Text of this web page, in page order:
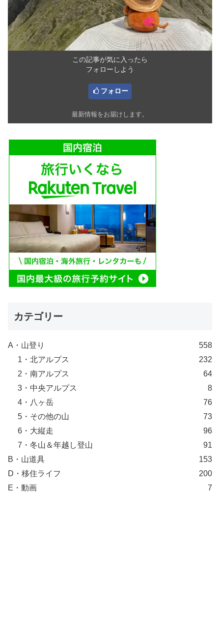
この記事が気に入ったら
フォローしよう
フォロー
最新情報をお届けします。
カテゴリー
A・山登り
558
1・北アルプス
232
2・南アルプス
64
3・中央アルプス
8
4・八ヶ岳
76
5・その他の山
73
6・大縦走
96
7・冬山＆年越し登山
91
B・山道具
153
D・移住ライフ
200
E・動画
7